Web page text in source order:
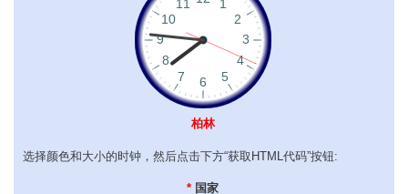
柏林
选择颜色和大小的时钟，然后点击下方“获取HTML代码”按钮:
* 国家